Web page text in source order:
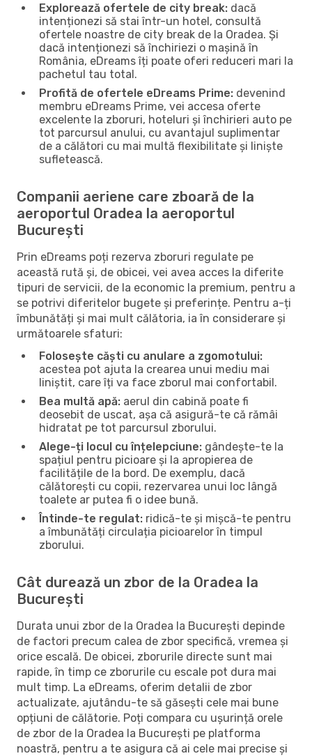
Explorează ofertele de city break: dacă
intenționezi să stai într-un hotel, consultă
ofertele noastre de city break de la Oradea. Și
dacă intenționezi să închiriezi o mașină în
România, eDreams îți poate oferi reduceri mari la
pachetul tau total.
Profită de ofertele eDreams Prime: devenind
membru eDreams Prime, vei accesa oferte
excelente la zboruri, hoteluri și închirieri auto pe
tot parcursul anului, cu avantajul suplimentar
de a călători cu mai multă flexibilitate și liniște
sufletească.
Companii aeriene care zboară de la
aeroportul Oradea la aeroportul
București
Prin eDreams poți rezerva zboruri regulate pe
această rută și, de obicei, vei avea acces la diferite
tipuri de servicii, de la economic la premium, pentru a
se potrivi diferitelor bugete și preferințe. Pentru a-ți
îmbunătăți și mai mult călătoria, ia în considerare și
următoarele sfaturi:
Folosește căști cu anulare a zgomotului:
acestea pot ajuta la crearea unui mediu mai
liniștit, care îți va face zborul mai confortabil.
Bea multă apă: aerul din cabină poate fi
deosebit de uscat, așa că asigură-te că rămâi
hidratat pe tot parcursul zborului.
Alege-ți locul cu înțelepciune: gândește-te la
spațiul pentru picioare și la apropierea de
facilitățile de la bord. De exemplu, dacă
călătorești cu copii, rezervarea unui loc lângă
toalete ar putea fi o idee bună.
Întinde-te regulat: ridică-te și mișcă-te pentru
a îmbunătăți circulația picioarelor în timpul
zborului.
Cât durează un zbor de la Oradea la
București
Durata unui zbor de la Oradea la București depinde
de factori precum calea de zbor specifică, vremea și
orice escală. De obicei, zborurile directe sunt mai
rapide, în timp ce zborurile cu escale pot dura mai
mult timp. La eDreams, oferim detalii de zbor
actualizate, ajutându-te să găsești cele mai bune
opțiuni de călătorie. Poți compara cu ușurință orele
de zbor de la Oradea la București pe platforma
noastră, pentru a te asigura că ai cele mai precise și